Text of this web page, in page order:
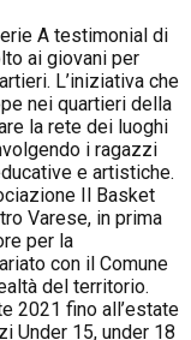
A testimonial di
ai giovani per
L’iniziativa che
nei quartieri della
la rete dei luoghi
i ragazzi
e artistiche.
Il Basket
Varese, in prima
per la
con il Comune
del territorio.
2021 fino all’estate
Under 15, under 18